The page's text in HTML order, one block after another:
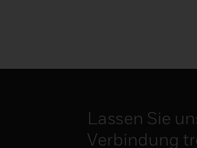
Lassen Sie
Verbindung